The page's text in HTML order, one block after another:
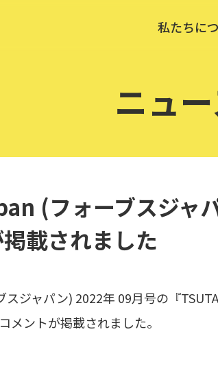
ニュ
(フォーブスジャ
載されました
ジャパン) 2022年 09月号の『
メントが掲載されました。
私たちに